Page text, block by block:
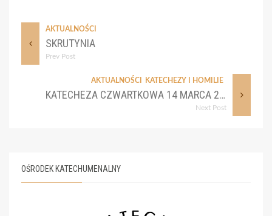
AKTUALNOŚCI
SKRUTYNIA
Prev Post
AKTUALNOŚCI KATECHEZY I HOMILIE
KATECHEZA CZWARTKOWA 14 MARCA 2024
Next Post
OŚRODEK KATECHUMENALNY